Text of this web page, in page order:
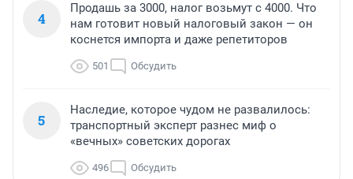
4
Продашь за 3000, налог возьмут с 4000. Что
нам готовит новый налоговый закон — он
коснется импорта и даже репетиторов
501 Обсудить
5
Наследие, которое чудом не развалилось:
транспортный эксперт разнес миф о
«вечных» советских дорогах
496 Обсудить